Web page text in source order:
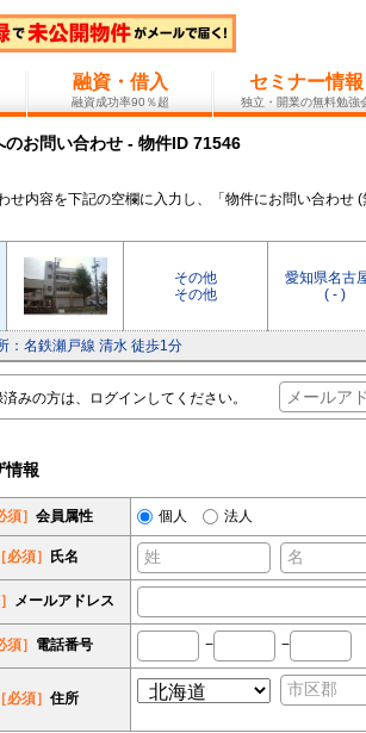
融資・借入
融資成功率90％超
セミナー情報
独立・開業の無料勉強
のお問い合わせ - 物件ID 71546
せ内容を下記の空欄に入力し、「物件にお問い合わせ (
その他
その他
愛知県名古
( - )
：名鉄瀬戸線 清水 徒歩1分
みの方は、ログインしてください。
情報
須］ 会員属性 個人 法人
［必須］ 氏名
メールアドレス
須］ 電話番号 − −
［必須］ 住所